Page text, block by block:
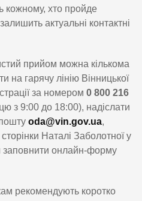
кожному, хто пройде
актуальні контактні
прийом можна кількома
на гарячу лінію Вінницької
за номером 0 800 216
з 9:00 до 18:00), надіслати
oda@vin.gov.ua,
Наталі Заболотної у
заповнити онлайн-форму
рекомендують коротко